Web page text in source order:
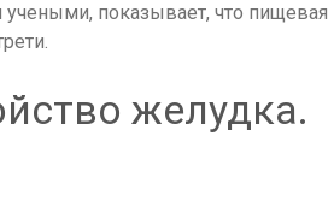
показывает, что пищевая
желудка.